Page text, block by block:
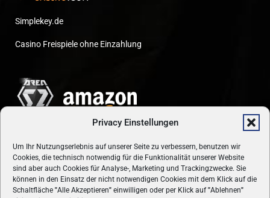
Privacy Einstellungen
Um Ihr Nutzungserlebnis auf unserer Seite zu verbessern, benutzen wir
Cookies, die technisch notwendig für die Funktionalität unserer Website
sind aber auch Cookies für Analyse-, Marketing und Trackingzwecke. Sie
können in den Einsatz der nicht notwendigen Cookies mit dem Klick auf die
Schaltfläche "Alle Akzeptieren" einwilligen oder per Klick auf"Ablehnen"
Simplekey.de
Casino Freispiele ohne Einzahlung